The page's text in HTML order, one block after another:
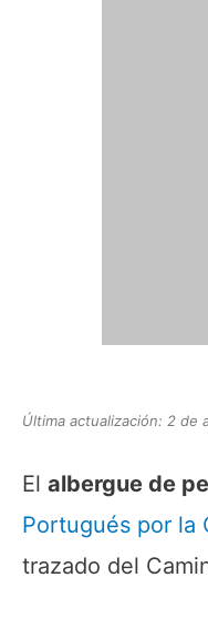
Última actualización: 2 de
El albergue de
Portugués por la
trazado del